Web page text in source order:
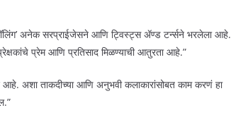
कॉलिंग’ अनेक सरप्राईजेसने आणि ट्विस्ट्स ॲण्ड टर्न्सने भरलेला आहे.
प्रेम आणि प्रतिसाद मिळण्याची आतुरता आहे.”
आहे. अशा ताकदीच्या आणि अनुभवी कलाकारांसोबत काम करणं हा